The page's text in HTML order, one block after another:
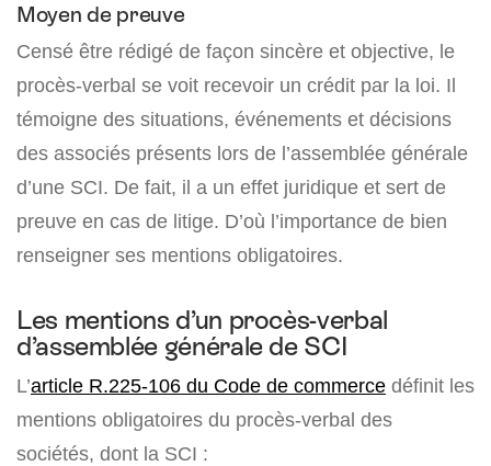
Moyen de preuve
Censé être rédigé de façon sincère et objective, le
procès-verbal se voit recevoir un crédit par la loi. Il
témoigne des situations, événements et décisions
des associés présents lors de l’assemblée générale
d’une SCI. De fait, il a un effet juridique et sert de
preuve en cas de litige. D’où l’importance de bien
renseigner ses mentions obligatoires.
Les mentions d’un procès-verbal
d’assemblée générale de SCI
L’article R.225-106 du Code de commerce définit les
mentions obligatoires du procès-verbal des
sociétés, dont la SCI :